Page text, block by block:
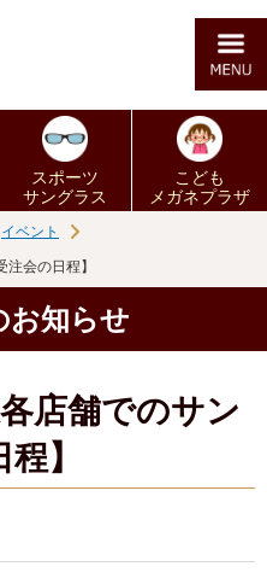
スポーツ
サングラス
こども
メガネプラザ
イベント
会の日程】
お知らせ
店舗でのサン
】